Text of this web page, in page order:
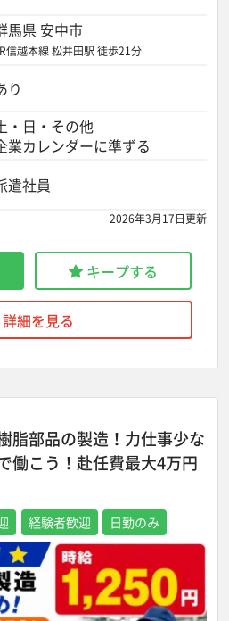
馬県 安中市
信越本線 松井田駅 徒歩21分
り
・日・その他
業カレンダーに準ずる
遣社員
2026年3月17日更新
キープする
詳細を見る
部品の製造！力仕事少な
働こう！赴任費最大4万円
経験者歓迎 日勤のみ